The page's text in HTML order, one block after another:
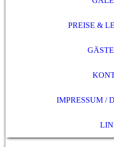
PREISE &
IMPRESSUM /